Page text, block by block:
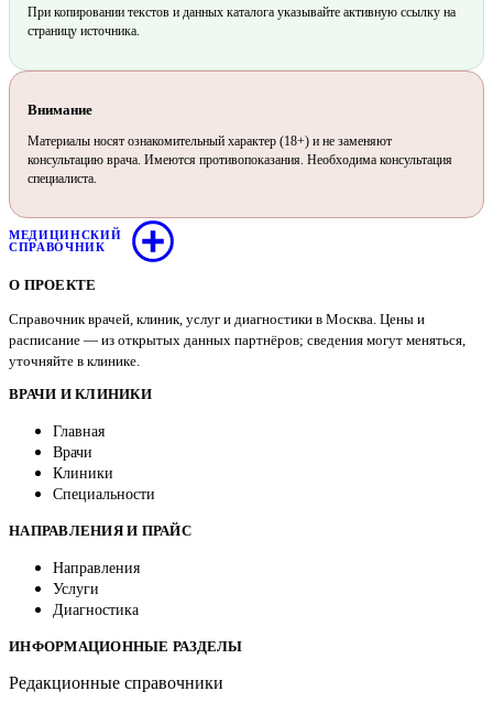
При копировании текстов и данных каталога указывайте активную ссылку на
страницу источника.
Внимание
Материалы носят ознакомительный характер (18+) и не заменяют
консультацию врача. Имеются противопоказания. Необходима консультация
специалиста.
МЕДИЦИНСКИЙ
СПРАВОЧНИК
О ПРОЕКТЕ
Справочник врачей, клиник, услуг и диагностики в Москва. Цены и
расписание — из открытых данных партнёров; сведения могут меняться,
уточняйте в клинике.
ВРАЧИ И КЛИНИКИ
Главная
Врачи
Клиники
Специальности
НАПРАВЛЕНИЯ И ПРАЙС
Направления
Услуги
Диагностика
ИНФОРМАЦИОННЫЕ РАЗДЕЛЫ
Редакционные справочники